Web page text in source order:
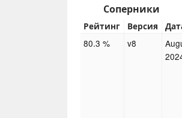
Соперники
Рейтинг Версия
80.3 % v8